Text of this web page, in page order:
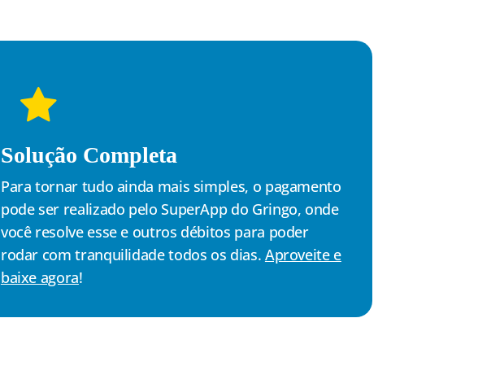
Solução Completa
Para tornar tudo ainda mais simples, o pagamento
pode ser realizado pelo SuperApp do Gringo, onde
você resolve esse e outros débitos para poder
rodar com tranquilidade todos os dias. Aproveite e
baixe agora!